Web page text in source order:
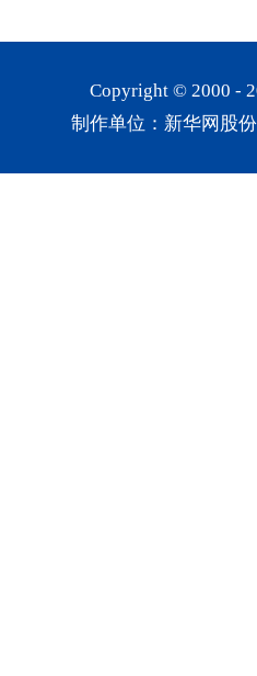
Copyright © 2000 -
制作单位：新华网股